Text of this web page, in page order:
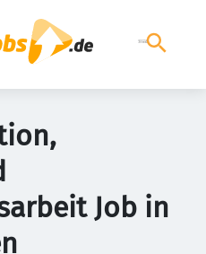
Job in